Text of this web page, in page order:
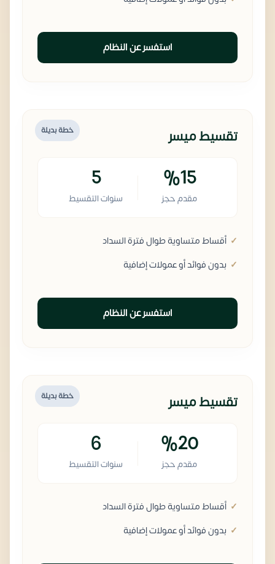
استفسر عن النظام
خطة بديلة تقسيط ميسر
%15
مقدم حجز
5
سنوات التقسيط
أقساط متساوية طوال فترة السداد
بدون فوائد أو عمولات إضافية
استفسر عن النظام
خطة بديلة تقسيط ميسر
%20
مقدم حجز
6
سنوات التقسيط
أقساط متساوية طوال فترة السداد
بدون فوائد أو عمولات إضافية